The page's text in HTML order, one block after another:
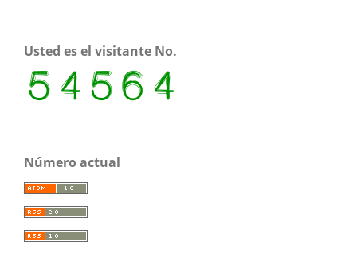
Usted es el visitante No.
Número actual